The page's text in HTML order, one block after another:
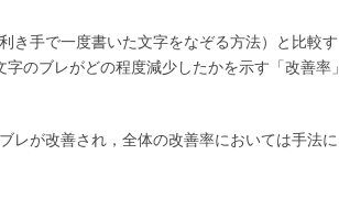
き手で一度書いた文字をなぞる方法）と比較す
のブレがどの程度減少したかを示す「改善率」
レが改善され，全体の改善率においては手法に